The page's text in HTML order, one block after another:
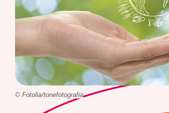
© Fotolia/tonefotografia